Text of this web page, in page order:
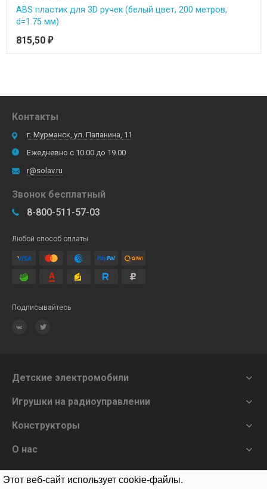
Этот веб-сайт использует cookie-файлы.
ABS пластик для 3D ручек (белый цвет, 200 метров,
d=1.75 мм)
815,50 ₽
Контакты
г. Мурманск, ул. Папанина, 11
Ежедневно с 10.00 до 19.00
r@solav.ru
Звонок бесплатный
8-800-511-57-03
Любой способ оплаты
Подписывайтесь
Детские электромобили 
Игрушки на радиоуправлении 
Конструкторы 
О нас 